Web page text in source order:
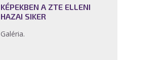
KÉPEKBEN A ZTE ELLENI
HAZAI SIKER
Galéria.